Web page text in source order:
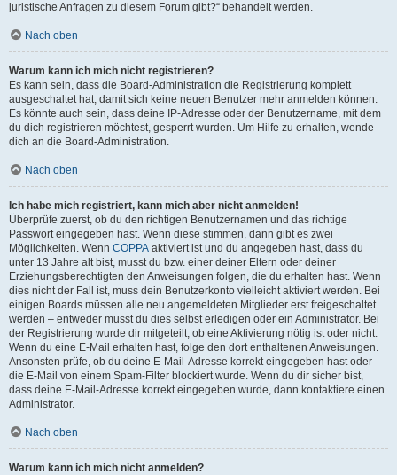
juristische Anfragen zu diesem Forum gibt?“ behandelt werden.
Nach oben
Warum kann ich mich nicht registrieren?
Es kann sein, dass die Board-Administration die Registrierung komplett
ausgeschaltet hat, damit sich keine neuen Benutzer mehr anmelden können.
Es könnte auch sein, dass deine IP-Adresse oder der Benutzername, mit dem
du dich registrieren möchtest, gesperrt wurden. Um Hilfe zu erhalten, wende
dich an die Board-Administration.
Nach oben
Ich habe mich registriert, kann mich aber nicht anmelden!
Überprüfe zuerst, ob du den richtigen Benutzernamen und das richtige
Passwort eingegeben hast. Wenn diese stimmen, dann gibt es zwei
Möglichkeiten. Wenn COPPA aktiviert ist und du angegeben hast, dass du
unter 13 Jahre alt bist, musst du bzw. einer deiner Eltern oder deiner
Erziehungsberechtigten den Anweisungen folgen, die du erhalten hast. Wenn
dies nicht der Fall ist, muss dein Benutzerkonto vielleicht aktiviert werden. Bei
einigen Boards müssen alle neu angemeldeten Mitglieder erst freigeschaltet
werden – entweder musst du dies selbst erledigen oder ein Administrator. Bei
der Registrierung wurde dir mitgeteilt, ob eine Aktivierung nötig ist oder nicht.
Wenn du eine E-Mail erhalten hast, folge den dort enthaltenen Anweisungen.
Ansonsten prüfe, ob du deine E-Mail-Adresse korrekt eingegeben hast oder
die E-Mail von einem Spam-Filter blockiert wurde. Wenn du dir sicher bist,
dass deine E-Mail-Adresse korrekt eingegeben wurde, dann kontaktiere einen
Administrator.
Nach oben
Warum kann ich mich nicht anmelden?